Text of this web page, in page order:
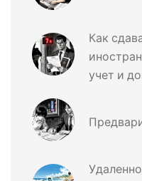
Как
учет и